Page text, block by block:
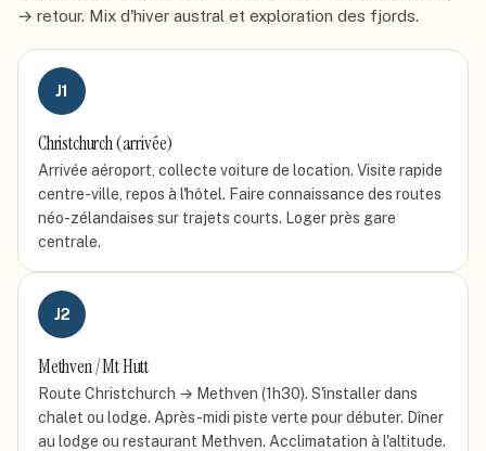
→ retour. Mix d'hiver austral et exploration des fjords.
J1
Christchurch (arrivée)
Arrivée aéroport, collecte voiture de location. Visite rapide
centre-ville, repos à l'hôtel. Faire connaissance des routes
néo-zélandaises sur trajets courts. Loger près gare
centrale.
J2
Methven / Mt Hutt
Route Christchurch → Methven (1h30). S'installer dans
chalet ou lodge. Après-midi piste verte pour débuter. Dîner
au lodge ou restaurant Methven. Acclimatation à l'altitude.